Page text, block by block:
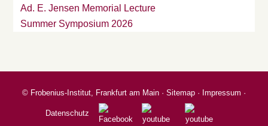
Ad. E. Jensen Memorial Lecture
Summer Symposium 2026
© Frobenius-Institut, Frankfurt am Main · Sitemap · Impressum ·
Datenschutz